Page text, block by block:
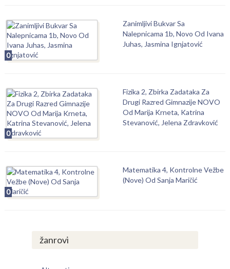
0
Zanimljivi Bukvar Sa
Nalepnicama 1b, Novo Od Ivana
Juhas, Jasmina Ignjatović
0
Fizika 2, Zbirka Zadataka Za
Drugi Razred Gimnazije NOVO
Od Marija Krneta, Katrina
Stevanović, Jelena Zdravković
0
Matematika 4, Kontrolne Vežbe
(Nove) Od Sanja Maričić
žanrovi